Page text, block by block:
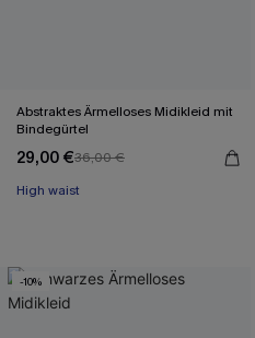
Abstraktes Ärmelloses Midikleid mit
Bindegürtel
29,00 €36,00 €
High waist
-10%